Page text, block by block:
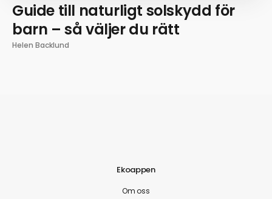
Guide till naturligt solskydd för
barn – så väljer du rätt
Helen Backlund
Ekoappen
Om oss